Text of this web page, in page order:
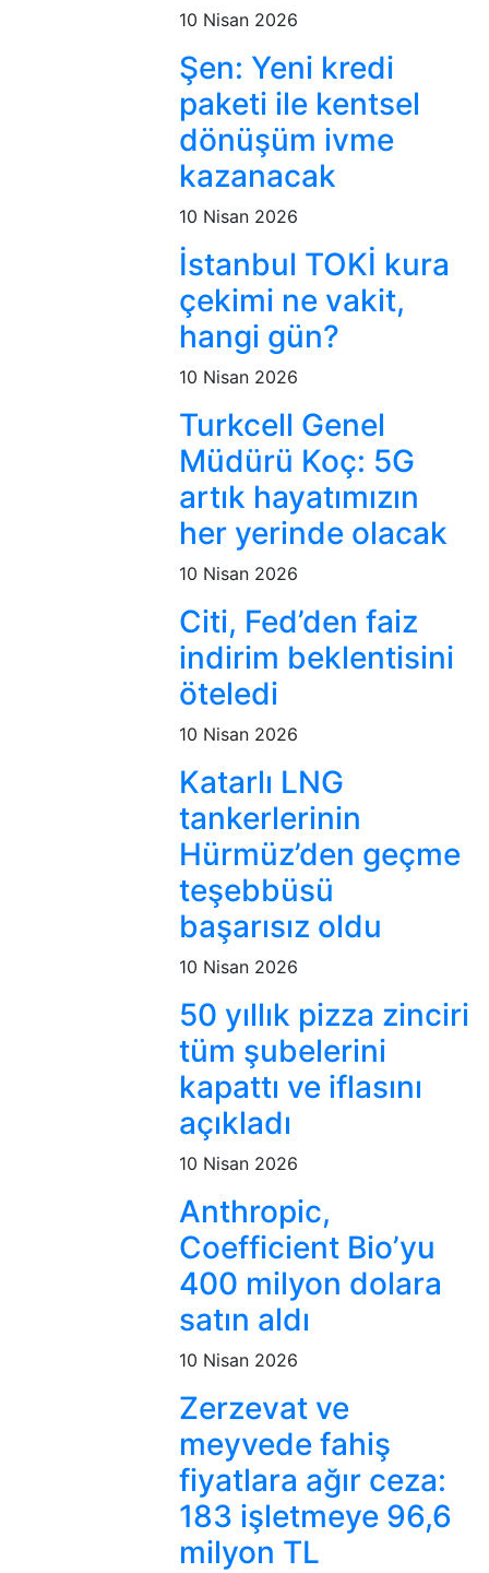
10 Nisan 2026
Şen: Yeni kredi
paketi ile kentsel
dönüşüm ivme
kazanacak
10 Nisan 2026
İstanbul TOKİ kura
çekimi ne vakit,
hangi gün?
10 Nisan 2026
Turkcell Genel
Müdürü Koç: 5G
artık hayatımızın
her yerinde olacak
10 Nisan 2026
Citi, Fed’den faiz
indirim beklentisini
öteledi
10 Nisan 2026
Katarlı LNG
tankerlerinin
Hürmüz’den geçme
teşebbüsü
başarısız oldu
10 Nisan 2026
50 yıllık pizza zinciri
tüm şubelerini
kapattı ve iflasını
açıkladı
10 Nisan 2026
Anthropic,
Coefficient Bio’yu
400 milyon dolara
satın aldı
10 Nisan 2026
Zerzevat ve
meyvede fahiş
fiyatlara ağır ceza:
183 işletmeye 96,6
milyon TL